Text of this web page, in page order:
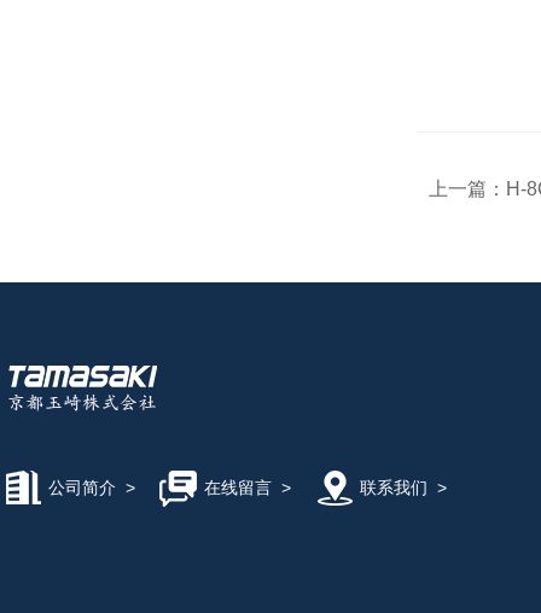
上一篇： H-
公司简介 > 在线留言> 联系我们 >